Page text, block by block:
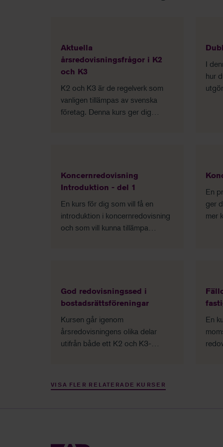
Aktuella
årsredovisningsfrågor i K2
och K3
K2 och K3 är de regelverk som
vanligen tillämpas av svenska
företag. Denna kurs ger dig
I
hur
Koncernredovisning
Introduktion - del 1
En kurs för dig som vill få en
introduktion i koncernredovisning
och som vill kunna tillämpa
En
ger
mer
God redovisningssed i
bostadsrättsföreningar
Kursen går igenom
årsredovisningens olika delar
utifrån både ett K2 och K3-
ska kunna vägleda styrelsen vid
En
VISA FLER RELATERADE KURSER